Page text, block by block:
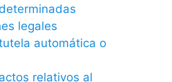
legales
automática o
relativos al